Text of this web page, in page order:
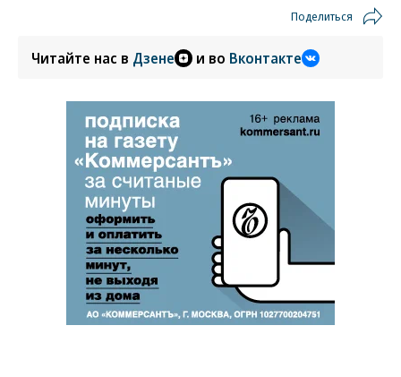
Поделиться
Читайте нас в Дзене и во Вконтакте